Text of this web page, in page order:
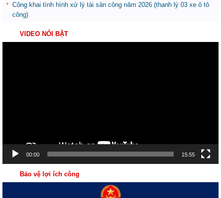
Công khai tình hình xử lý tài sản công năm 2026 (thanh lý 03 xe ô tô
công)
VIDEO NỔI BẬT
00:00 15:55
Bảo vệ lợi ích công